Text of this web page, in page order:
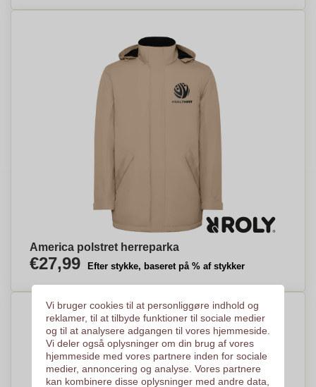
America polstret herreparka
€27,99 Efter stykke, baseret på % af stykker
Vi bruger cookies til at personliggøre indhold og
reklamer, til at tilbyde funktioner til sociale medier
og til at analysere adgangen til vores hjemmeside.
Vi deler også oplysninger om din brug af vores
hjemmeside med vores partnere inden for sociale
medier, annoncering og analyse. Vores partnere
kan kombinere disse oplysninger med andre data,